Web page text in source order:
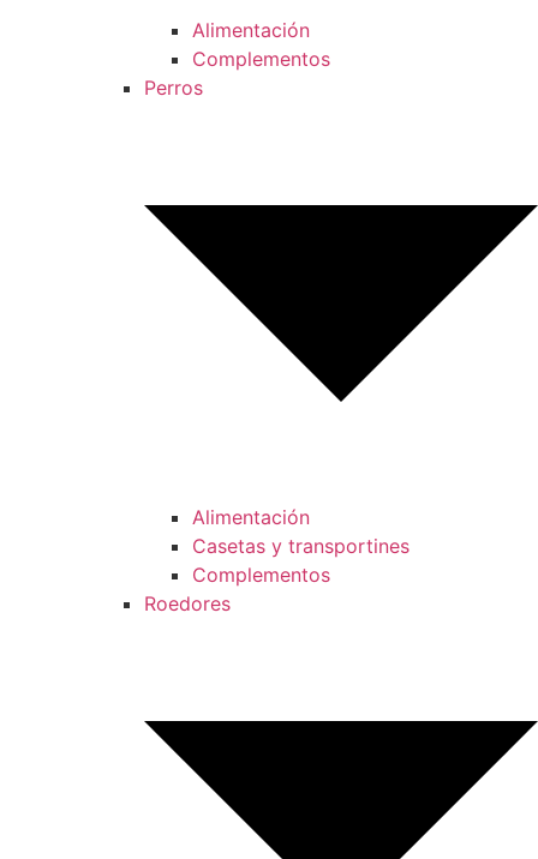
Alimentación
Complementos
Perros
Alimentación
Casetas y transportines
Complementos
Roedores